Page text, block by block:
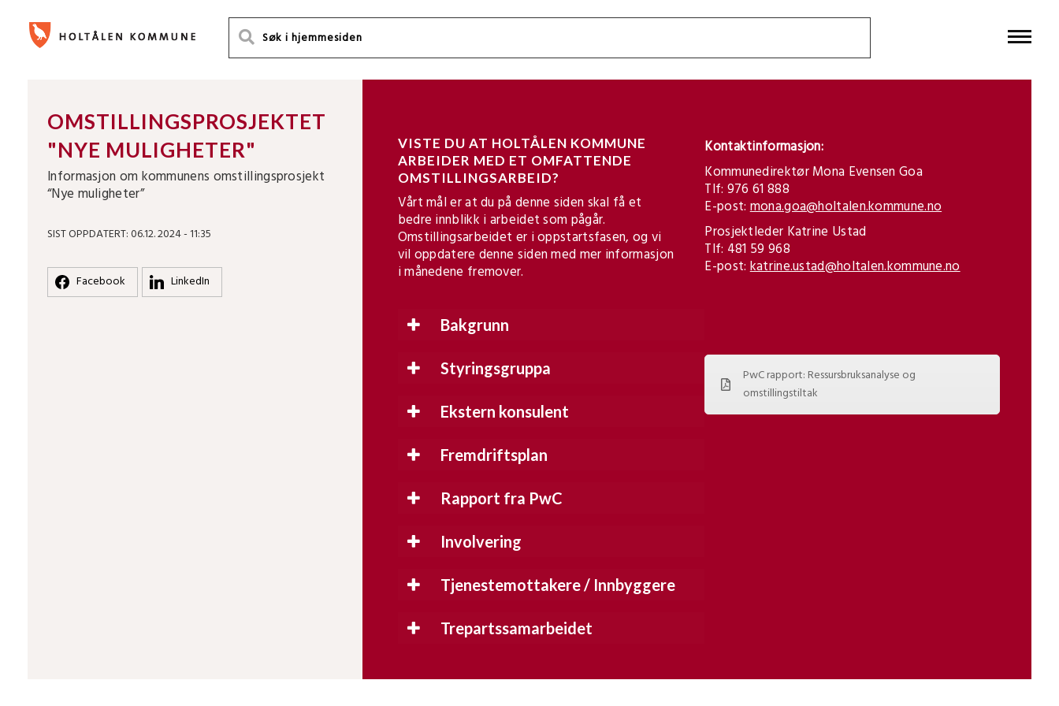
OMSTILLINGSPROSJEKTET
"NYE MULIGHETER"
Informasjon om kommunens omstillingsprosjekt
“Nye muligheter”
SIST OPPDATERT: 06.12. 2024 - 11:35
Facebook LinkedIn
VISTE DU AT HOLTÅLEN KOMMUNE
ARBEIDER MED ET OMFATTENDE
OMSTILLINGSARBEID?
Vårt mål er at du på denne siden skal få et
bedre innblikk i arbeidet som pågår.
Omstillingsarbeidet er i oppstartsfasen, og vi
vil oppdatere denne siden med mer informasjon
i månedene fremover.
Bakgrunn
Styringsgruppa
Ekstern konsulent
Fremdriftsplan
Rapport fra PwC
Involvering
Tjenestemottakere / Innbyggere
Trepartssamarbeidet
Kontaktinformasjon:
Kommunedirektør Mona Evensen Goa
Tlf: 976 61 888
E-post:mona.goa@holtalen.kommune.no
Prosjektleder Katrine Ustad
Tlf: 481 59 968
E-post:katrine.ustad@holtalen.kommune.no
PwC rapport: Ressursbruksanalyse og
omstillingstiltak